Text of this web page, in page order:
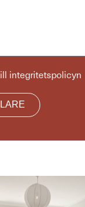
integritetspolicyn